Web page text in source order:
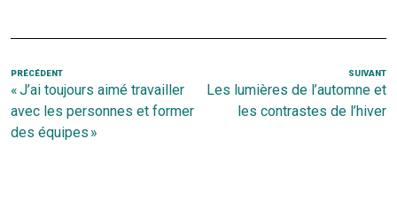
Navigation
de
l’article
Article
précédent
PRÉCÉDENT
« J’ai toujours aimé travailler
avec les personnes et former
des équipes »
SUIVANT
Les lumières de l’automne et
les contrastes de l’hiver